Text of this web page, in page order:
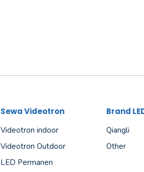
Sewa Videotron
Videotron indoor
Videotron Outdoor
LED Permanen
Brand
Qiangli
Other